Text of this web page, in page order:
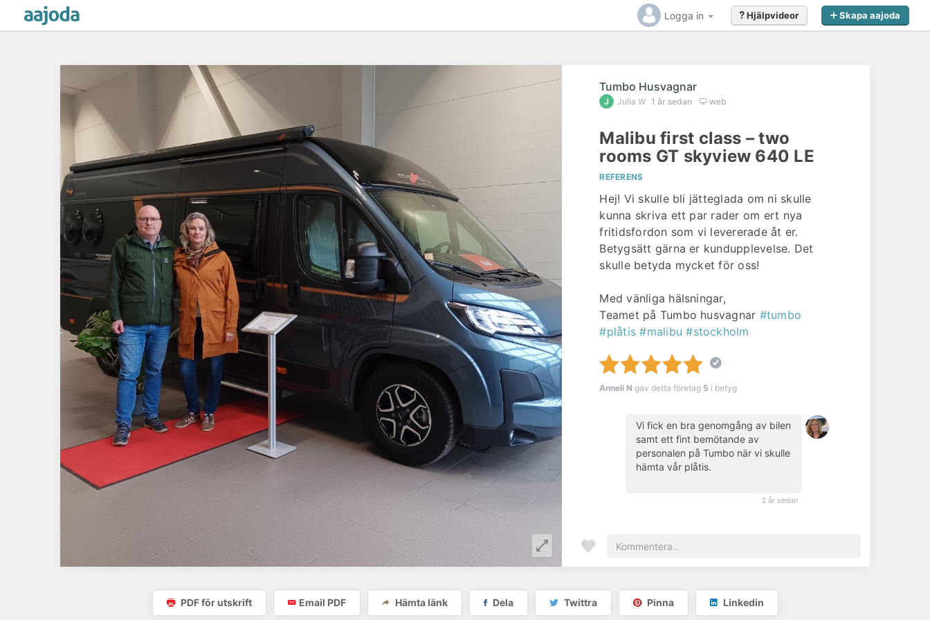
Logga in Skapa aajoda
Hjälpvideor
Tumbo Husvagnar
Julia W 1 år sedan web
Malibu first class – two
rooms GT skyview 640 LE
REFERENS
Hej! Vi skulle bli jätteglada om ni skulle
kunna skriva ett par rader om ert nya
fritidsfordon som vi levererade åt er.
Betygsätt gärna er kundupplevelse. Det
skulle betyda mycket för oss!
Med vänliga hälsningar,
Teamet på Tumbo husvagnar #tumbo
#plåtis #malibu #stockholm
Anneli N gav detta företag 5 i betyg
Vi fick en bra genomgång av bilen
samt ett fint bemötande av
personalen på Tumbo när vi skulle
hämta vår plåtis.
1 år sedan
PDF för utskrift Email PDF Hämta länk Dela Twittra Pinna Linkedin